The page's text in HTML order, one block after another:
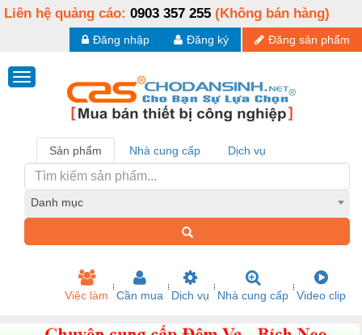
Liên hệ quảng cáo: 0903 357 255 (Không bán hàng)
Đăng sản phẩm
Đăng ký
Đăng nhập
Sản phẩm Nhà cung cấp Dịch vụ
Danh mục
Việc làm Cần mua Dịch vụ Nhà cung cấp Video clip